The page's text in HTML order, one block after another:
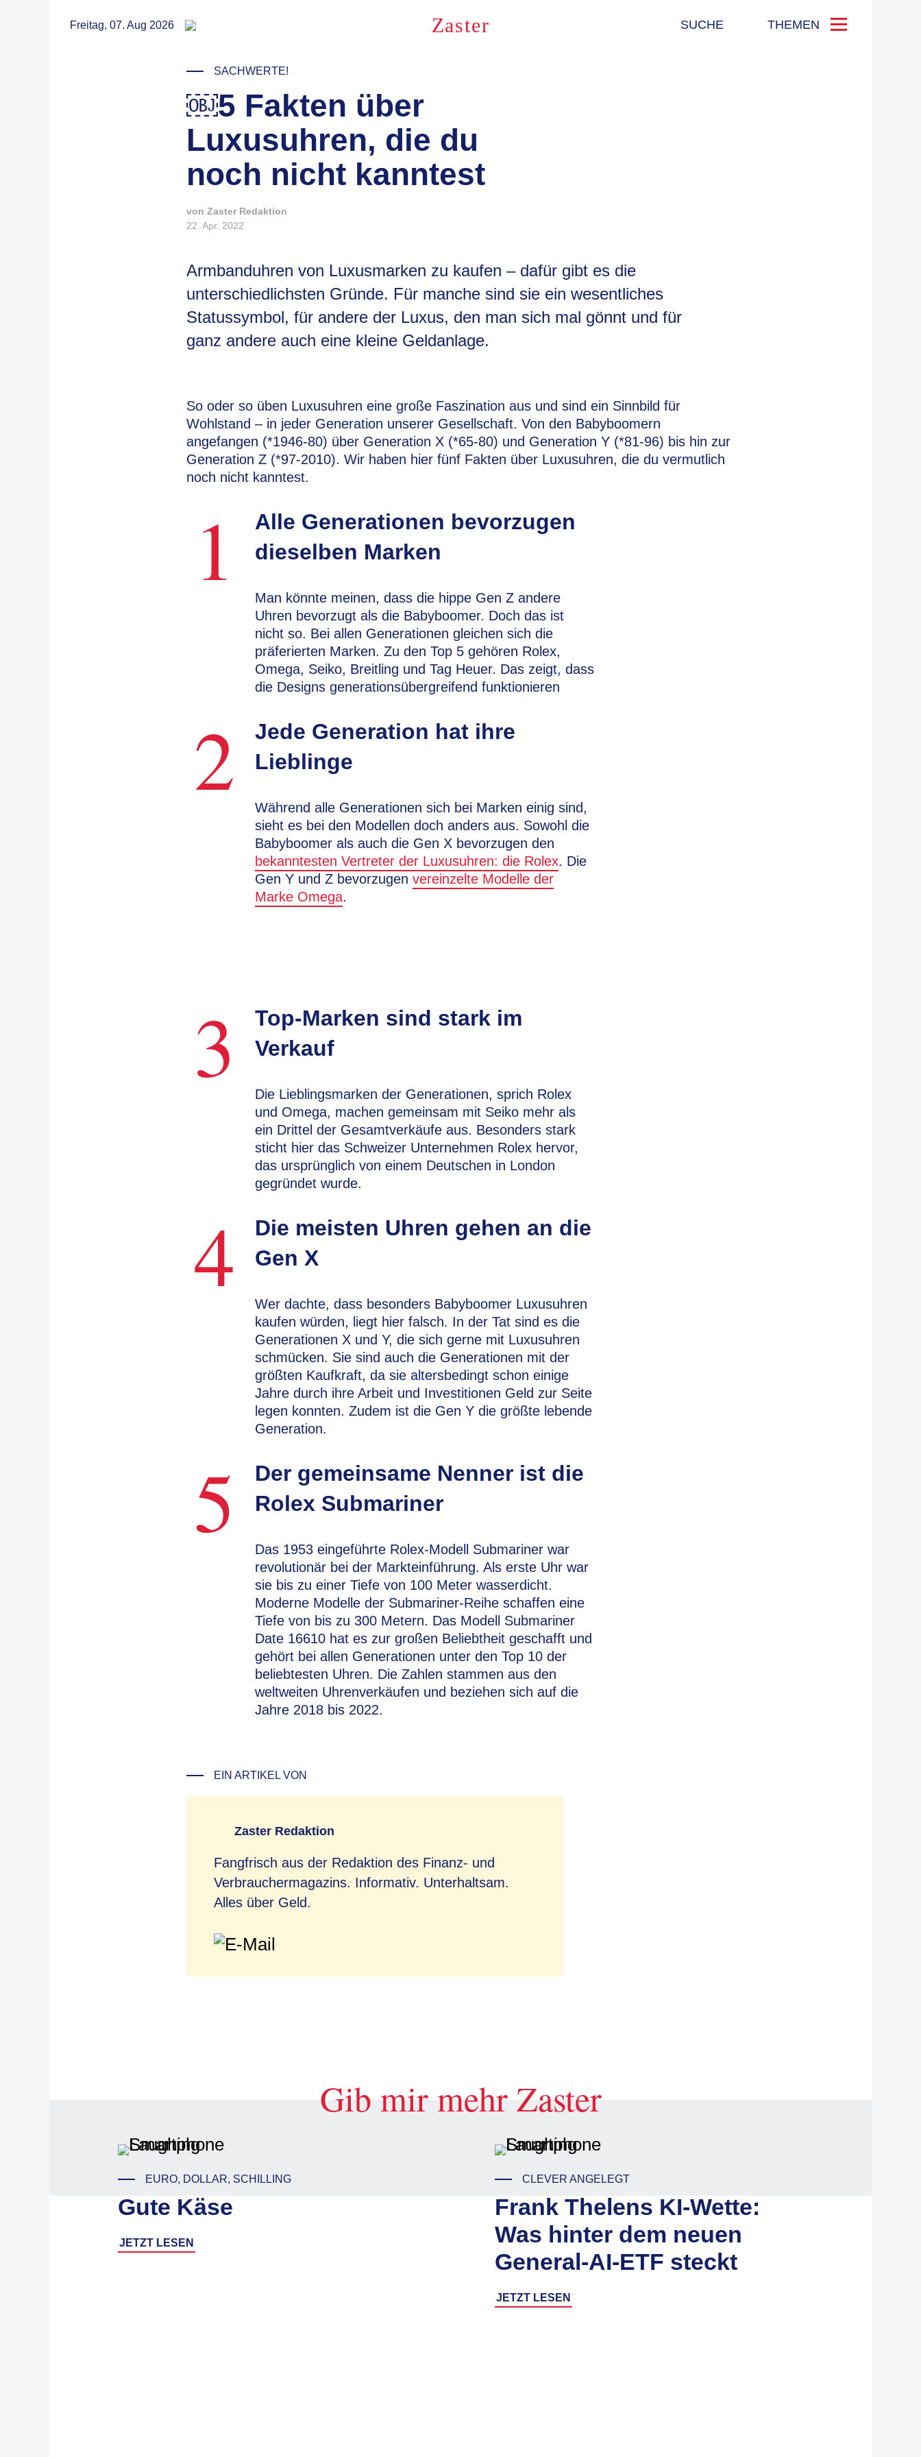
Freitag, 07. Aug 2026 RSS Zaster SUCHE THEMEN
© Daniel Hay / Unsplash
SACHWERTE!
￼5 Fakten über
Luxusuhren, die du
noch nicht kanntest
von Zaster Redaktion
22. Apr. 2022
Armbanduhren von Luxusmarken zu kaufen – dafür gibt es die
unterschiedlichsten Gründe. Für manche sind sie ein wesentliches
Statussymbol, für andere der Luxus, den man sich mal gönnt und für
ganz andere auch eine kleine Geldanlage.
So oder so üben Luxusuhren eine große Faszination aus und sind ein Sinnbild für
Wohlstand – in jeder Generation unserer Gesellschaft. Von den Babyboomern
angefangen (*1946-80) über Generation X (*65-80) und Generation Y (*81-96) bis hin zur
Generation Z (*97-2010). Wir haben hier fünf Fakten über Luxusuhren, die du vermutlich
noch nicht kanntest.
1
Alle Generationen bevorzugen
dieselben Marken
Man könnte meinen, dass die hippe Gen Z andere
Uhren bevorzugt als die Babyboomer. Doch das ist
nicht so. Bei allen Generationen gleichen sich die
präferierten Marken. Zu den Top 5 gehören Rolex,
Omega, Seiko, Breitling und Tag Heuer. Das zeigt, dass
die Designs generationsübergreifend funktionieren
2
Jede Generation hat ihre
Lieblinge
Während alle Generationen sich bei Marken einig sind,
sieht es bei den Modellen doch anders aus. Sowohl die
Babyboomer als auch die Gen X bevorzugen den
bekanntesten Vertreter der Luxusuhren: die Rolex. Die
Gen Y und Z bevorzugen vereinzelte Modelle der
Marke Omega.
3
Top-Marken sind stark im
Verkauf
Die Lieblingsmarken der Generationen, sprich Rolex
und Omega, machen gemeinsam mit Seiko mehr als
ein Drittel der Gesamtverkäufe aus. Besonders stark
sticht hier das Schweizer Unternehmen Rolex hervor,
das ursprünglich von einem Deutschen in London
gegründet wurde.
4
Die meisten Uhren gehen an die
Gen X
Wer dachte, dass besonders Babyboomer Luxusuhren
kaufen würden, liegt hier falsch. In der Tat sind es die
Generationen X und Y, die sich gerne mit Luxusuhren
schmücken. Sie sind auch die Generationen mit der
größten Kaufkraft, da sie altersbedingt schon einige
Jahre durch ihre Arbeit und Investitionen Geld zur Seite
legen konnten. Zudem ist die Gen Y die größte lebende
Generation.
5
Der gemeinsame Nenner ist die
Rolex Submariner
Das 1953 eingeführte Rolex-Modell Submariner war
revolutionär bei der Markteinführung. Als erste Uhr war
sie bis zu einer Tiefe von 100 Meter wasserdicht.
Moderne Modelle der Submariner-Reihe schaffen eine
Tiefe von bis zu 300 Metern. Das Modell Submariner
Date 16610 hat es zur großen Beliebtheit geschafft und
gehört bei allen Generationen unter den Top 10 der
beliebtesten Uhren. Die Zahlen stammen aus den
weltweiten Uhrenverkäufen und beziehen sich auf die
Jahre 2018 bis 2022.
EIN ARTIKEL VON
Zaster Redaktion
Fangfrisch aus der Redaktion des Finanz- und
Verbrauchermagazins. Informativ. Unterhaltsam.
Alles über Geld.
Gib mir mehr Zaster
EURO, DOLLAR, SCHILLING
Gute Käse
JETZT LESEN
CLEVER ANGELEGT
Frank Thelens KI-Wette:
Was hinter dem neuen
General-AI-ETF steckt
JETZT LESEN